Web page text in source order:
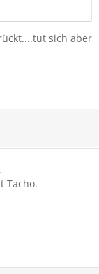
sich aber
Tacho.